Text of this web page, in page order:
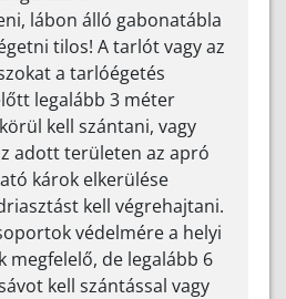
lábon álló gabonatábla
tilos! A tarlót vagy az
a tarlóégetés
legalább 3 méter
kell szántani, vagy
adott területen az apró
károk elkerülése
kell végrehajtani.
védelmére a helyi
megfelelő, de legalább 6
kell szántással vagy